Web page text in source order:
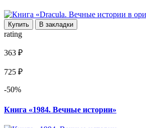
Купить В закладки
rating
363 ₽
725 ₽
-50%
Книга «1984. Вечные истории»